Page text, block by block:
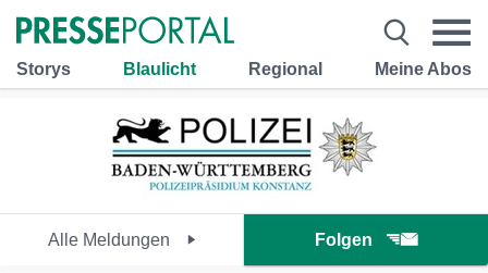
Storys Blaulicht Regional Meine Abos
Alle Meldungen Folgen